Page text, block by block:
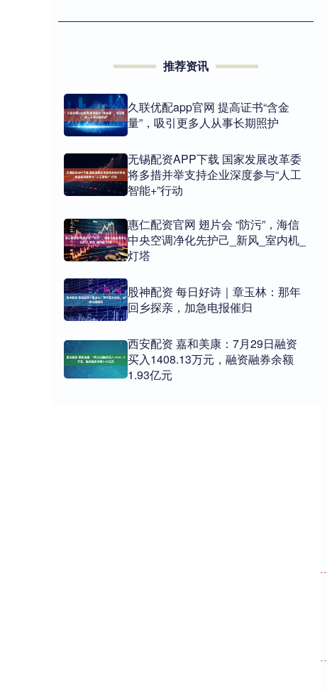
推荐资讯
久联优配app官网 提高证书“含金
量”，吸引更多人从事长期照护
无锡配资APP下载 国家发展改革委
将多措并举支持企业深度参与“人工
智能+”行动
惠仁配资官网 翅片会 “防污”，海信
中央空调净化先护己_新风_室内机_
灯塔
股神配资 每日好诗｜章玉林：那年
回乡探亲，加急电报催归
西安配资 嘉和美康：7月29日融资
买入1408.13万元，融资融券余额
1.93亿元